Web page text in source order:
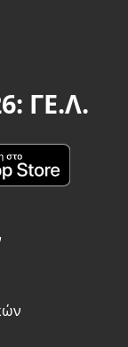
ΓΕ.Λ.